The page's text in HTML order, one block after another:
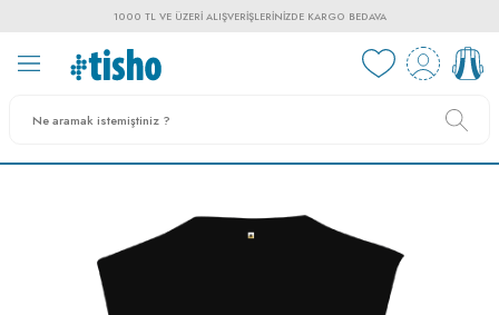
1000 TL VE ÜZERI ALIŞVERIŞLERINIZDE KARGO BEDAVA